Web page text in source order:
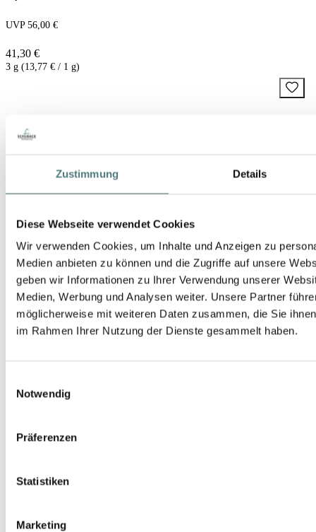
Zustimmung Details
Diese Webseite verwendet Cookies
Wir verwenden Cookies, um Inhalte und Anzeigen zu
Medien anbieten zu können und die Zugriffe auf unsere
geben wir Informationen zu Ihrer Verwendung unserer
Medien, Werbung und Analysen weiter. Unsere Partner
möglicherweise mit weiteren Daten zusammen, die Sie
im Rahmen Ihrer Nutzung der Dienste gesammelt haben.
Notwendig
Präferenzen
Statistiken
Marketing
UVP 56,00 €
41,30 €
3 g (13,77 € / 1 g)
SISLEY
Sisleya L´Integral Anti-Age Sérum Essentiel Longévité
507,00 €